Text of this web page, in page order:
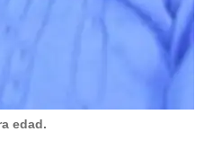
edad.